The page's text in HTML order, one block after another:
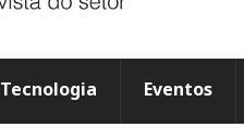
Tecnologia Eventos